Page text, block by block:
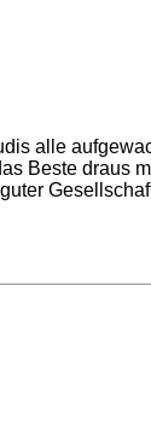
alle
Beste draus